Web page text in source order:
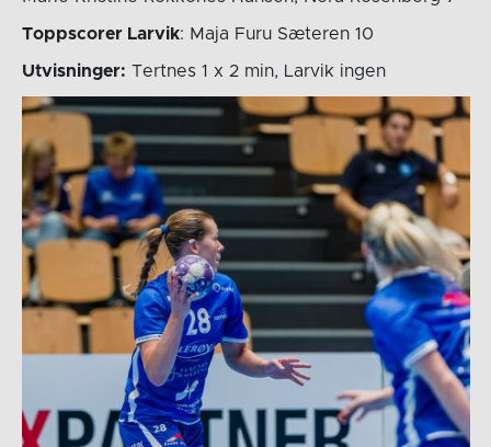
Toppscorer Larvik: Maja Furu Sæteren 10
Utvisninger: Tertnes 1 x 2 min, Larvik ingen